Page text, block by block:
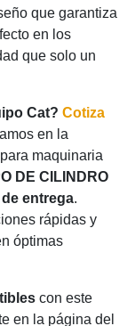
que garantiza
en los
que solo un
Cat? Cotiza
en la
maquinaria
DE CILINDRO
entrega.
rápidas y
óptimas
con este
en la página del